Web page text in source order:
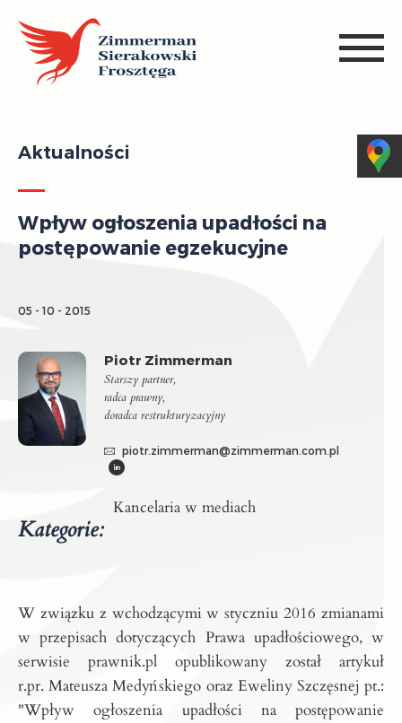
Aktualności
Wpływ ogłoszenia upadłości na
postępowanie egzekucyjne
05 - 10 - 2015
Piotr Zimmerman
Starszy partner,
radca prawny,
doradca restrukturyzacyjny
piotr.zimmerman@zimmerman.com.pl
Kategorie:
Kancelaria w mediach
W związku z wchodzącymi w styczniu 2016 zmianami
w przepisach dotyczących Prawa upadłościowego, w
serwisie prawnik.pl opublikowany został artykuł
r.pr. Mateusza Medyńskiego oraz Eweliny Szczęsnej pt.:
"Wpływ ogłoszenia upadłości na postępowanie